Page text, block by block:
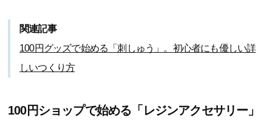
関連記事
100円グッズで始める「刺しゅう」。初心者にも優しい詳
しいつくり方
100円ショップで始める「レジンアクセサリー」